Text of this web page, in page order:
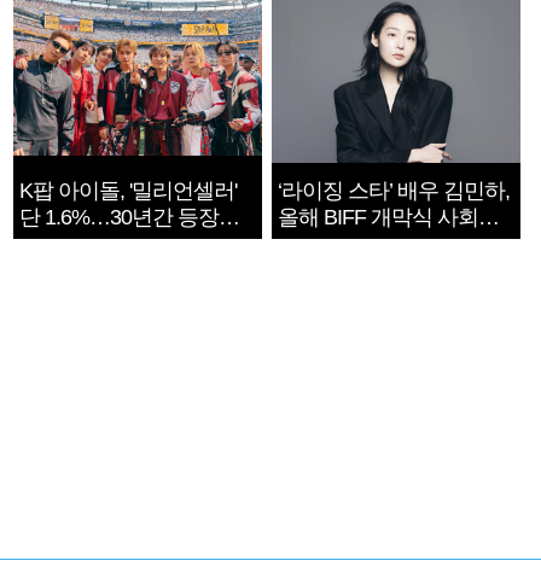
K팝 아이돌, '밀리언셀러'
단 1.6%…30년간 등장
1182개팀 전수조사
‘라이징 스타’ 배우 김민하,
올해 BIFF 개막식 사회자
확정